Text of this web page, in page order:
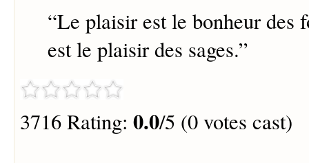
“Le plaisir est le bonheur des
est le plaisir des sages.”
3716 Rating: 0.0/5 (0 votes cast)